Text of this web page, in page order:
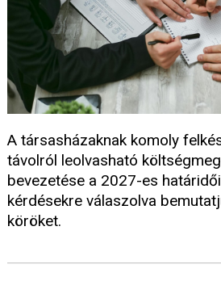
A társasházaknak komoly
távolról leolvasható
bevezetése a 2027-es
kérdésekre válaszolva
köröket.